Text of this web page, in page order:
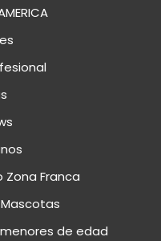
Franca
de edad